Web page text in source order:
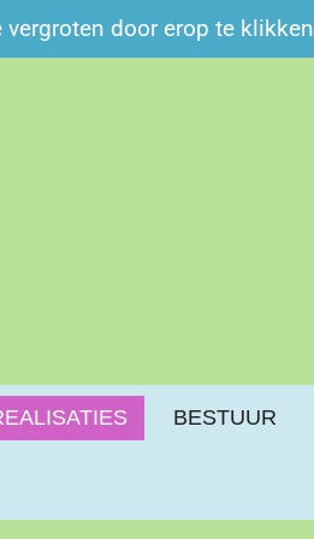
vergroten door erop te klikken
BESTUUR